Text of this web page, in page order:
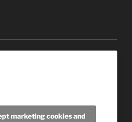
marketing cookies and